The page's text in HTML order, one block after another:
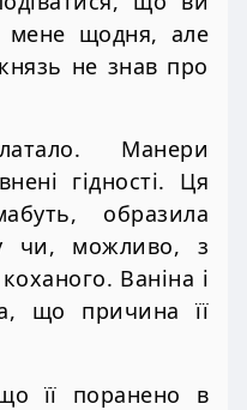
мене щодня, але
не знав про
Манери
гідності. Ця
образила
чи, можливо, з
Ваніна і
що причина її
її поранено в